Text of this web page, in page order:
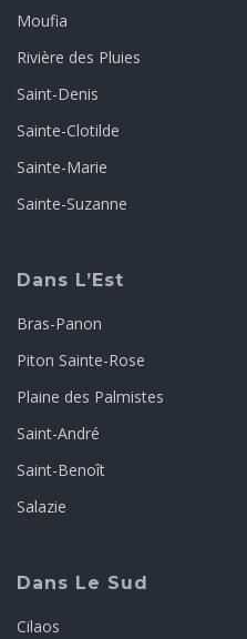
Moufia
Rivière des Pluies
Saint-Denis
Sainte-Clotilde
Sainte-Marie
Sainte-Suzanne
Dans L’Est
Bras-Panon
Piton Sainte-Rose
Plaine des Palmistes
Saint-André
Saint-Benoît
Salazie
Dans Le Sud
Cilaos